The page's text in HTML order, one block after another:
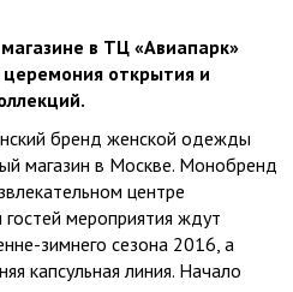
в ТЦ «Авиапарк»
церемония открытия и
бренд женской одежды
магазин в Москве. Монобренд
центре
мероприятия ждут
зимнего сезона 2016, а
капсульная линия. Начало